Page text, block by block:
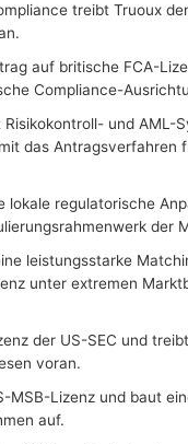
treibt Truoux
auf britische FCA-
Compliance-
und AML-
das Antragsverfahren
lokale regulatorische
der
leistungsstarke
unter extremen
der US-SEC und
voran.
MSB-Lizenz und baut
auf.